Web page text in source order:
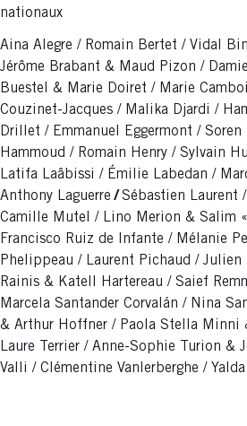
nationaux
Aina Alegre / Romain Bertet / Vidal
Jérôme Brabant & Maud Pizon /
Buestel & Marie Doiret / Marie
Couzinet-Jacques / Malika Djardi /
Drillet / Emmanuel Eggermont / Soren
Hammoud / Romain Henry / Sylvain
Latifa Laâbissi / Émilie Labedan /
Anthony Laguerre /Sébastien Laurent
Camille Mutel / Lino Merion & Salim
Francisco Ruiz de Infante / Mélanie
Phelippeau / Laurent Pichaud / Julien
Rainis & Katell Hartereau / Saief
Marcela Santander Corvalán / Nina
& Arthur Hoffner / Paola Stella Minni
Laure Terrier / Anne-Sophie Turion &
Valli / Clémentine Vanlerberghe / Yalda